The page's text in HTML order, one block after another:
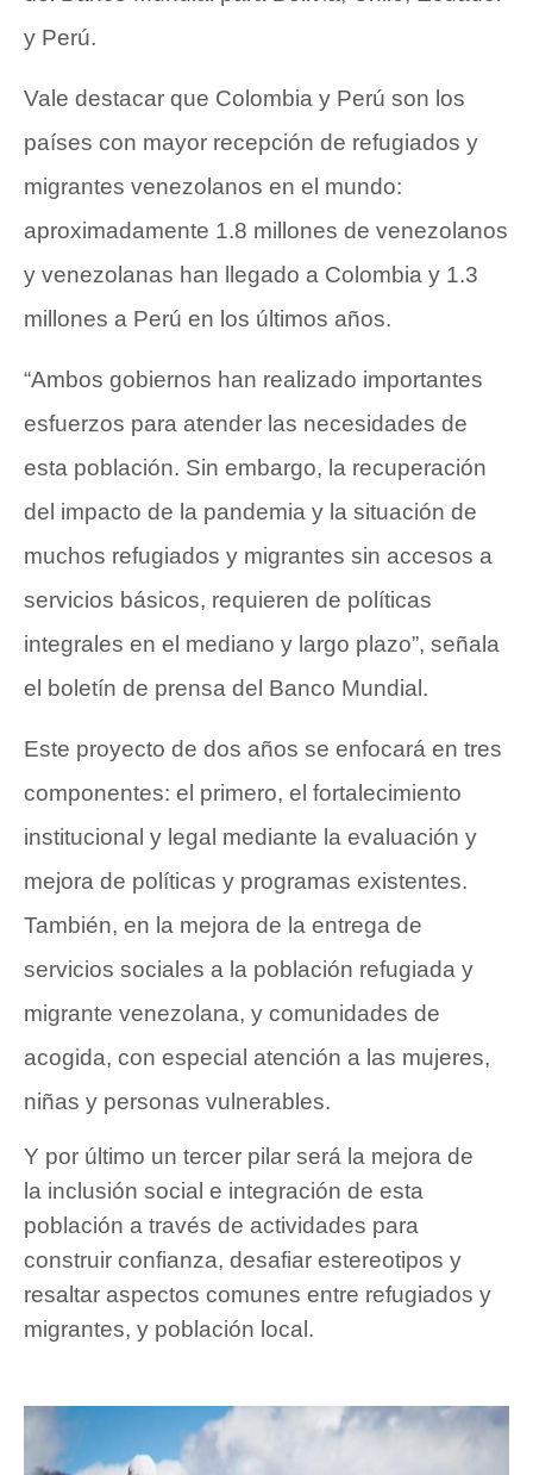
y Perú.
Vale destacar que Colombia y Perú son los
países con mayor recepción de refugiados y
migrantes venezolanos en el mundo:
aproximadamente 1.8 millones de venezolanos
y venezolanas han llegado a Colombia y 1.3
millones a Perú en los últimos años.
“Ambos gobiernos han realizado importantes
esfuerzos para atender las necesidades de
esta población. Sin embargo, la recuperación
del impacto de la pandemia y la situación de
muchos refugiados y migrantes sin accesos a
servicios básicos, requieren de políticas
integrales en el mediano y largo plazo”, señala
el boletín de prensa del Banco Mundial.
Este proyecto de dos años se enfocará en tres
componentes: el primero, el fortalecimiento
institucional y legal mediante la evaluación y
mejora de políticas y programas existentes.
También, en la mejora de la entrega de
servicios sociales a la población refugiada y
migrante venezolana, y comunidades de
acogida, con especial atención a las mujeres,
niñas y personas vulnerables.
Y por último un tercer pilar será la mejora de
la inclusión social e integración de esta
población a través de actividades para
construir confianza, desafiar estereotipos y
resaltar aspectos comunes entre refugiados y
migrantes, y población local.